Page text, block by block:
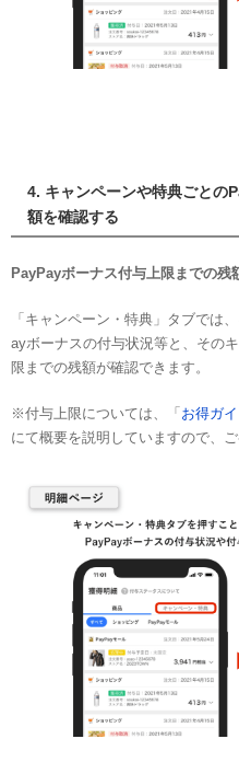
4. キャンペーンや特典ごとの
額を確認する
PayPayボーナス付与上限までの残
「キャンペーン・特典」タブでは
ayボーナスの付与状況等と、その
限までの残額が確認できます。
※付与上限については、「 お得ガ
にて概要を説明していますので、ご